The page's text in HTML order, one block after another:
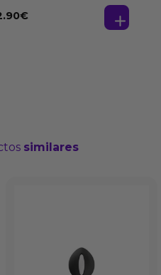
€
similares